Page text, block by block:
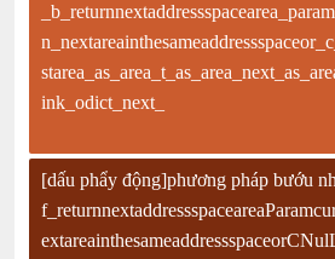
ink_odict_next_
[dấu phẩy động]phương pháp bướu